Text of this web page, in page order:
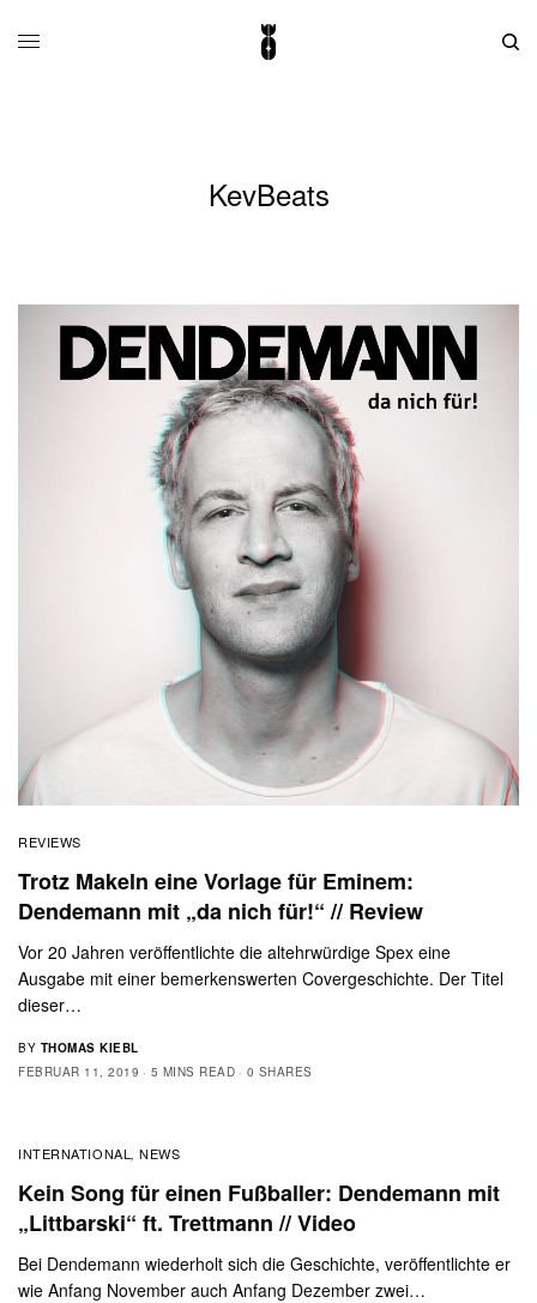
KevBeats
REVIEWS
Trotz Makeln eine Vorlage für Eminem:
Dendemann mit „da nich für!“ // Review
Vor 20 Jahren veröffentlichte die altehrwürdige Spex eine
Ausgabe mit einer bemerkenswerten Covergeschichte. Der Titel
dieser…
BY THOMAS KIEBL
FEBRUAR 11, 2019
5 MINS READ 0 SHARES
INTERNATIONAL ,NEWS
Kein Song für einen Fußballer: Dendemann mit
„Littbarski“ ft. Trettmann // Video
Bei Dendemann wiederholt sich die Geschichte, veröffentlichte er
wie Anfang November auch Anfang Dezember zwei…